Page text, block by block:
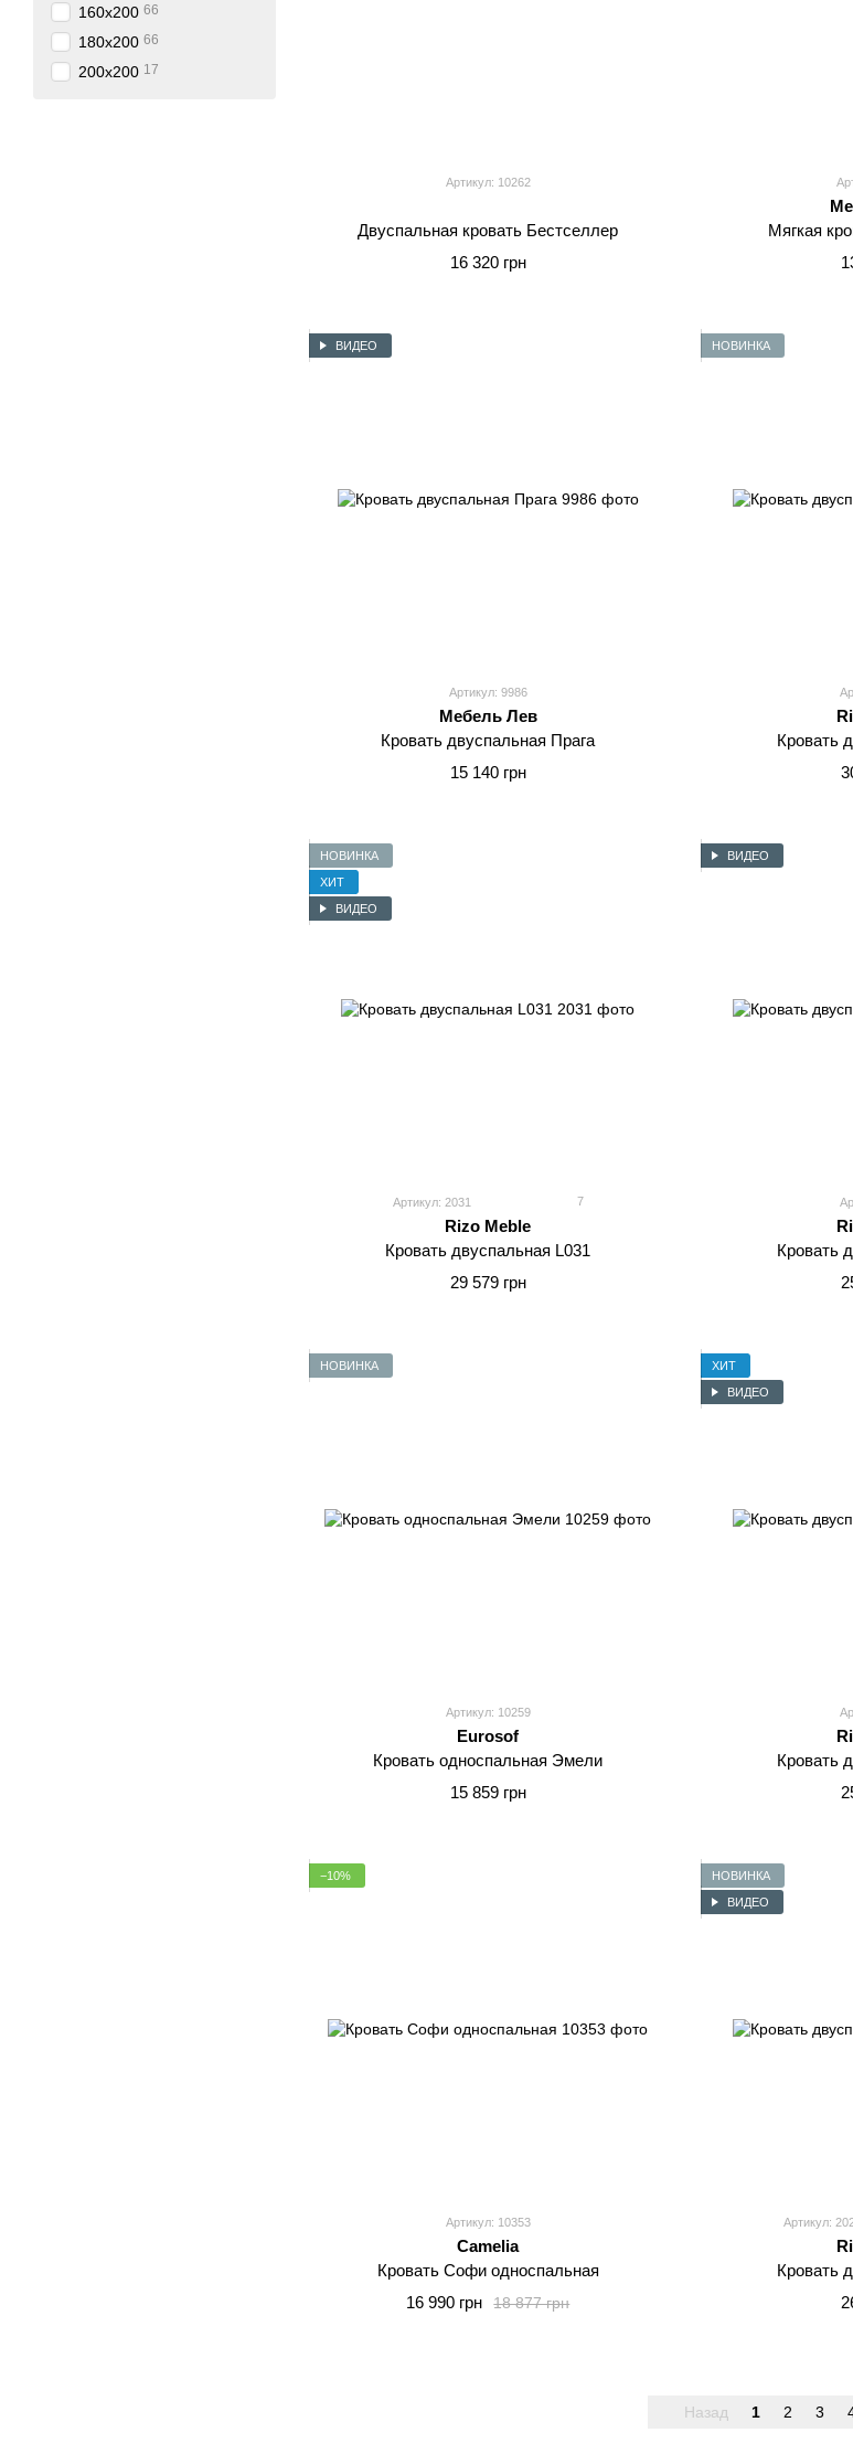
Артикул: 10262
Двуспальная кровать Бестселлер
16 320 грн
Мягкая
ВИДЕО
Артикул: 9986
Мебель Лев
Кровать двуспальная Прага
15 140 грн
НОВИНКА
Кровать
НОВИНКА
ХИТ
ВИДЕО
Артикул: 2031 7
Rizo Meble
Кровать двуспальная L031
29 579 грн
ВИДЕО
Кровать
НОВИНКА
Артикул: 10259
Eurosof
Кровать односпальная Эмели
15 859 грн
ХИТ
ВИДЕО
Кровать
−10%
Артикул: 10353
Camelia
Кровать Софи односпальная
18 877 грн
16 990 грн
НОВИНКА
ВИДЕО
Артикул:
Кровать
Назад 1 2 3
160x200 66
180x200 66
200x200 17